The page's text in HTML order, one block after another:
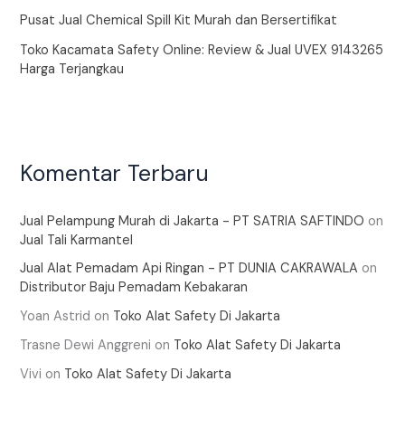
Pusat Jual Chemical Spill Kit Murah dan Bersertifikat
Toko Kacamata Safety Online: Review & Jual UVEX 9143265
Harga Terjangkau
Komentar Terbaru
Jual Pelampung Murah di Jakarta - PT SATRIA SAFTINDO on
Jual Tali Karmantel
Jual Alat Pemadam Api Ringan - PT DUNIA CAKRAWALA on
Distributor Baju Pemadam Kebakaran
Yoan Astrid on Toko Alat Safety Di Jakarta
Trasne Dewi Anggreni on Toko Alat Safety Di Jakarta
Vivi on Toko Alat Safety Di Jakarta